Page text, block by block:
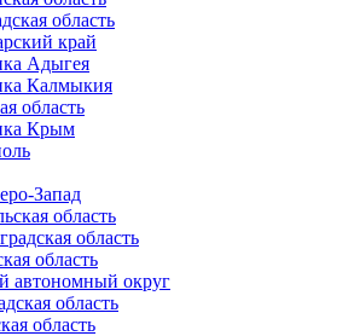
область
край
Адыгея
Калмыкия
область
Крым
Запад
область
область
область
автономный округ
область
область